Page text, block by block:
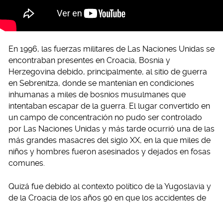
En 1996, las fuerzas militares de Las Naciones Unidas se
encontraban presentes en Croacia, Bosnia y
Herzegovina debido, principalmente, al sitio de guerra
en Sebrenitza, donde se mantenían en condiciones
inhumanas a miles de bosnios musulmanes que
intentaban escapar de la guerra. El lugar convertido en
un campo de concentración no pudo ser controlado
por Las Naciones Unidas y más tarde ocurrió una de las
más grandes masacres del siglo XX, en la que miles de
niños y hombres fueron asesinados y dejados en fosas
comunes.
Quizá fue debido al contexto político de la Yugoslavia y
de la Croacia de los años 90 en que los accidentes de